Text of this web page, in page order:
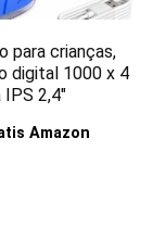
para crianças,
digital 1000 x 4
2,4″
Amazon